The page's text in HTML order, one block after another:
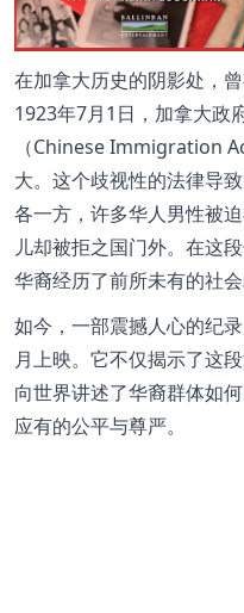
在加拿大历史的阴影处，
1923年7月1日，加拿大政
（Chinese Immigration
大。这个歧视性的法律导
各一方，许多华人男性被
儿却被拒之国门外。在这
华裔经历了前所未有的社会
如今，一部震撼人心的纪
月上映。它不仅揭示了这
向世界讲述了华裔群体如
应有的公平与尊严。